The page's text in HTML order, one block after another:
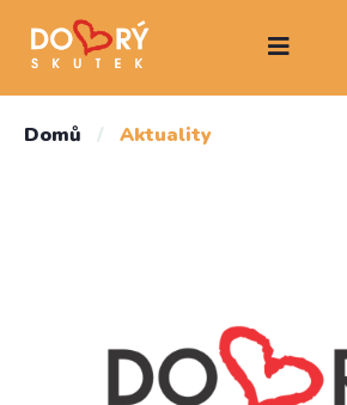
Domů / Aktuality